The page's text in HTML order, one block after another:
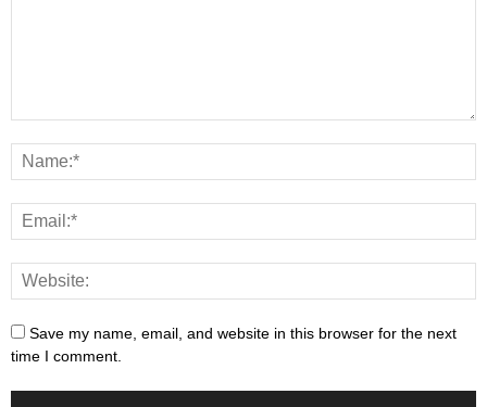
Save my name, email, and website in this browser for the next
time I comment.